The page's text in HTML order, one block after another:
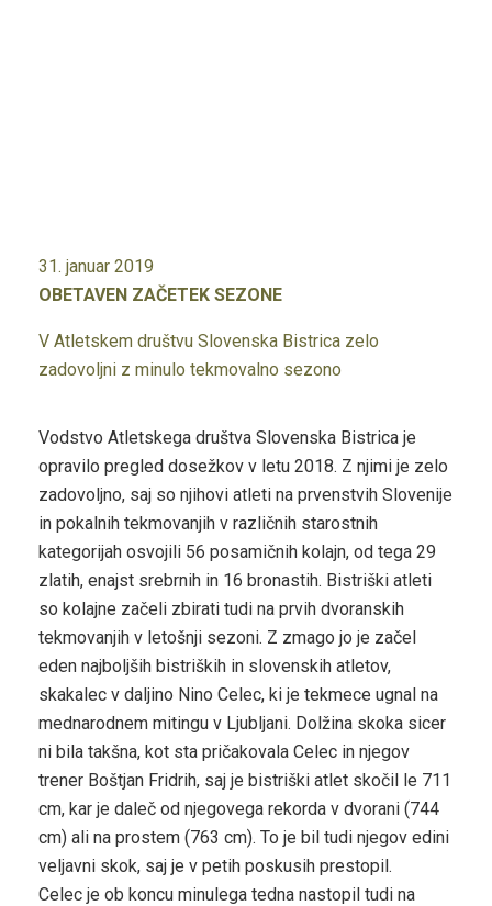
31. januar 2019
OBETAVEN ZAČETEK SEZONE
V Atletskem društvu Slovenska Bistrica zelo
zadovoljni z minulo tekmovalno sezono
Vodstvo Atletskega društva Slovenska Bistrica je
opravilo pregled dosežkov v letu 2018. Z njimi je zelo
zadovoljno, saj so njihovi atleti na prvenstvih Slovenije
in pokalnih tekmovanjih v različnih starostnih
kategorijah osvojili 56 posamičnih kolajn, od tega 29
zlatih, enajst srebrnih in 16 bronastih. Bistriški atleti
so kolajne začeli zbirati tudi na prvih dvoranskih
tekmovanjih v letošnji sezoni. Z zmago jo je začel
eden najboljših bistriških in slovenskih atletov,
skakalec v daljino Nino Celec, ki je tekmece ugnal na
mednarodnem mitingu v Ljubljani. Dolžina skoka sicer
ni bila takšna, kot sta pričakovala Celec in njegov
trener Boštjan Fridrih, saj je bistriški atlet skočil le 711
cm, kar je daleč od njegovega rekorda v dvorani (744
cm) ali na prostem (763 cm). To je bil tudi njegov edini
veljavni skok, saj je v petih poskusih prestopil.
Celec je ob koncu minulega tedna nastopil tudi na